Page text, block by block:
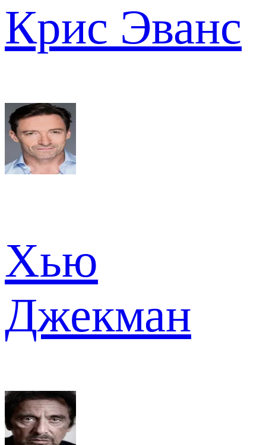
Крис Эванс
Хью
Джекман